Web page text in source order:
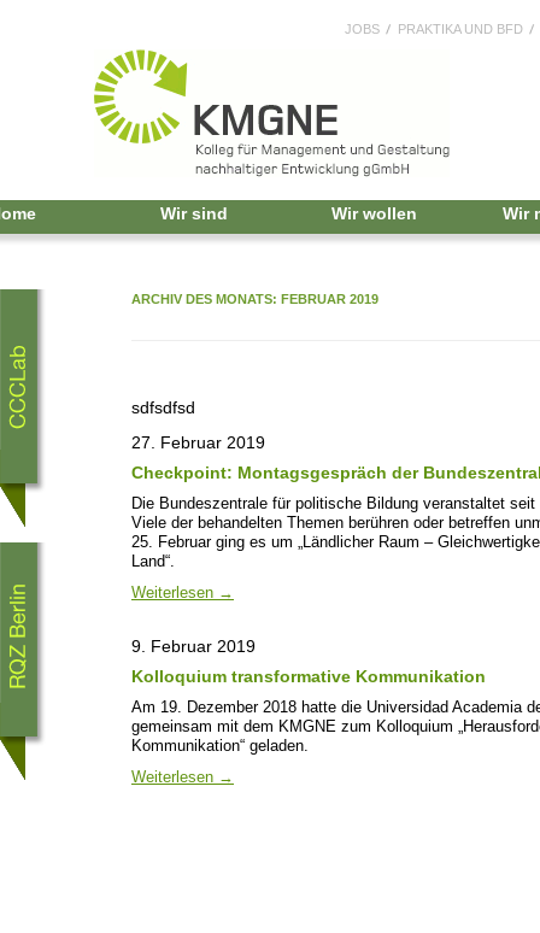
JOBS PRAKTIKA UND BFD
Wir sind Wir wollen Wir
ARCHIV DES MONATS: FEBRUAR 2019
sdfsdfsd
27. Februar 2019
Checkpoint: Montagsgespräch der
Die Bundeszentrale für politische Bildung veranstaltet
Viele der behandelten Themen berühren oder betreffen
25. Februar ging es um „Ländlicher Raum –
Land“.
Weiterlesen →
9. Februar 2019
Kolloquium transformative Kommunikation
Am 19. Dezember 2018 hatte die Universidad Academia
gemeinsam mit dem KMGNE zum Kolloquium
Kommunikation“ geladen.
Weiterlesen →